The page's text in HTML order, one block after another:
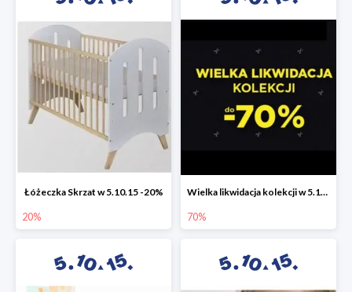
Łóżeczka Skrzat w 5.10.15 -20%
20%
Wielka likwidacja kolekcji w 5.10.15 do -70%
70%